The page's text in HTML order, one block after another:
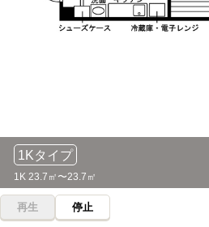
1Kタイプ
1K 23.7㎡〜23.7㎡
再生 停止